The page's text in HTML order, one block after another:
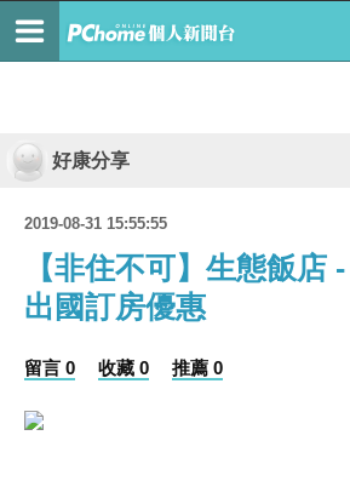
好康分享
2019-08-31 15:55:55
【非住不可】生態飯店
出國訂房優惠
留言 0 收藏 0 推薦 0